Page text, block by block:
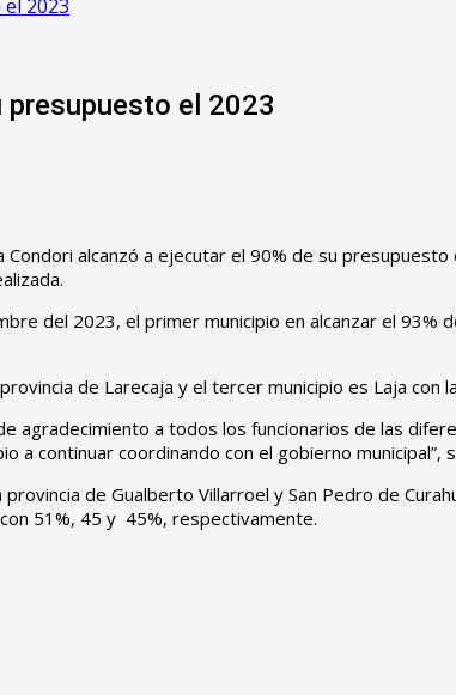
2023
presupuesto el 2023
Condori alcanzó a ejecutar el 90% de su
del 2023, el primer municipio en alcanzar el 93%
de Larecaja y el tercer municipio es Laja con
agradecimiento a todos los funcionarios de las
a continuar coordinando con el gobierno
provincia de Gualberto Villarroel y San Pedro de
51%, 45 y 45%, respectivamente.